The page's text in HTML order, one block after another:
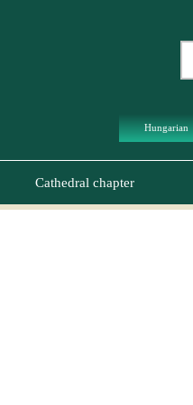
Hungarian
Cathedral chapter